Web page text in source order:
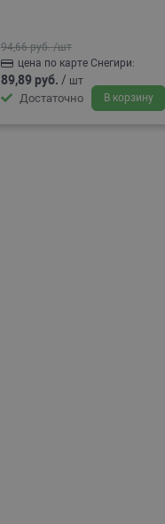
94,66 руб. /шт
цена по карте Снегири:
89,89 руб. / шт
Достаточно В корзину